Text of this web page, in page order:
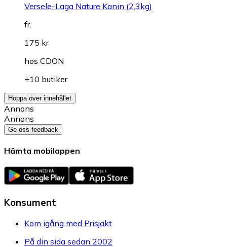
Versele-Laga Nature Kanin (2,3kg)
fr.
175 kr
hos CDON
+10 butiker
Hoppa över innehållet
Annons
Annons
Ge oss feedback
Hämta mobilappen
Konsument
Kom igång med Prisjakt
På din sida sedan 2002